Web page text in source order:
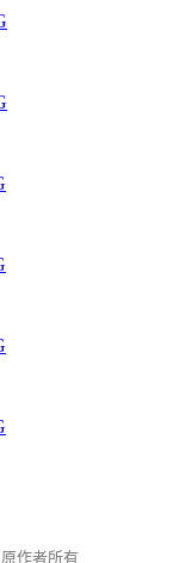
作者所有